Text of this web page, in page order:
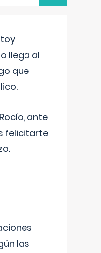
llega al
que
ante
felicitarte
las